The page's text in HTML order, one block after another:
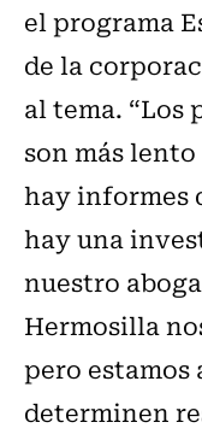
el programa
de la
al tema.
son más
hay informes
hay una
nuestro
Hermosilla
pero estamos
determinen